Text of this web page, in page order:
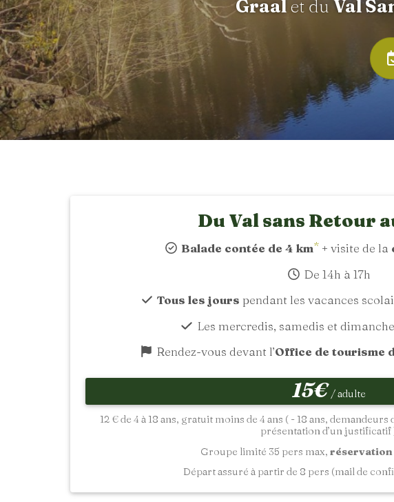
Graalet du Val
Du Val sans Retour
Balade contée de 4 km* + visite de la
De 14h à 17h
Tous les jours pendant les vacances
Les mercredis, samedis et
Rendez-vous devant l’Office de tourisme
15€ / adulte
12 € de 4 à 18 ans, gratuit moins de 4 ans ( - 18 ans,
présentation d’un justificatif
Groupe limité 35 pers max,
Départ assuré à partir de 8 pers (mail de